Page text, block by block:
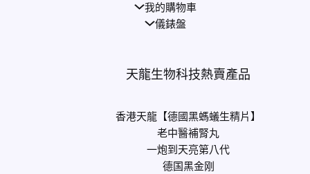
我的購物車
儀錶盤
天龍生物科技熱賣產品
香港天龍【德國黑螞蟻生精片】
老中醫補腎丸
一炮到天亮第八代
德国黑金刚